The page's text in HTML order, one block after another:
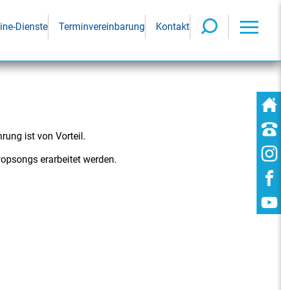
Dienste Terminvereinbarung Kontakt
ist von Vorteil.
erarbeitet werden.